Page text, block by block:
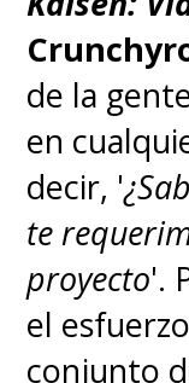
espera
miniserie,
obra, la
en el
Cómicy
integral
de la
en
decir, '
te
proyecto'.
el
conjunto